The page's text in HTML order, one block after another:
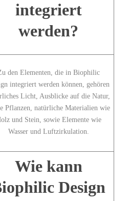
integriert
werden?
den Elementen, ⁣die‌ in‍ Biophilic‍
integriert werden können, gehören
Licht, Ausblicke auf ‌die Natur,
Pflanzen, natürliche Materialien wie
und Stein,​ sowie Elemente wie
Wasser und Luftzirkulation.
Wie kann
Design